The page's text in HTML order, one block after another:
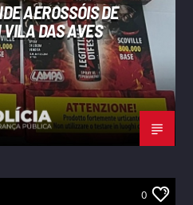
AEROSSÓIS DE
DAS AVES
0